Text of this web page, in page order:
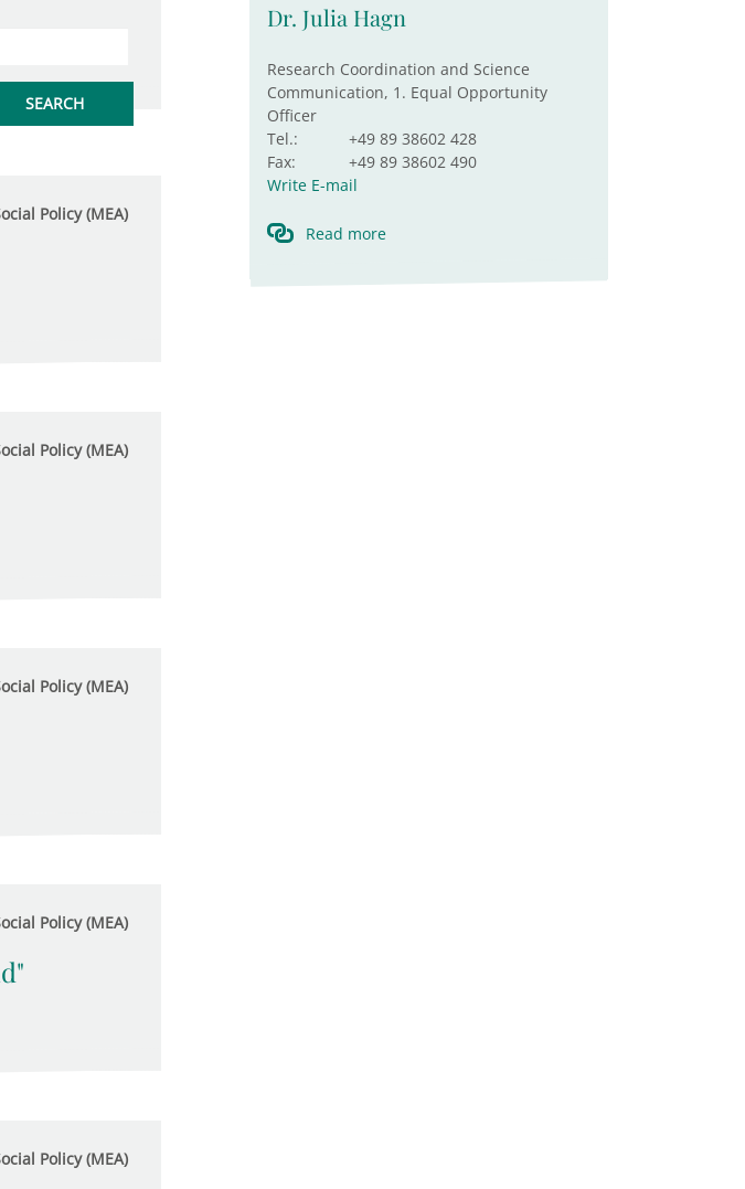
Policy (MEA)
Policy (MEA)
Policy (MEA)
Policy (MEA)
Policy (MEA)
Dr. Julia Hagn
Research Coordination and Science
Communication, 1. Equal Opportunity
Officer
Tel.:
+49 89 38602 428
Fax:
+49 89 38602 490
Write E-mail
Read more